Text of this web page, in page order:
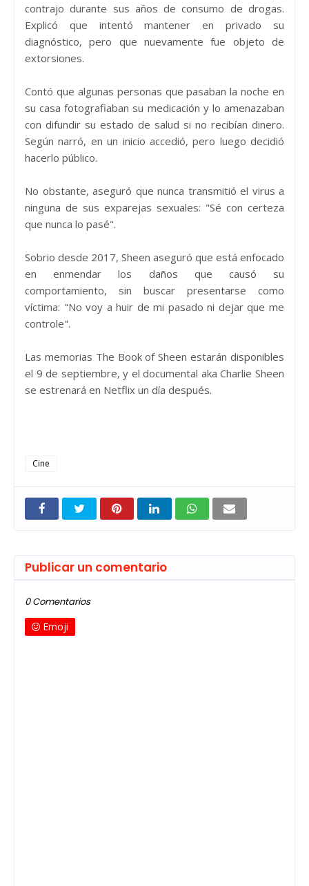
contrajo durante sus años de consumo de drogas.
Explicó que intentó mantener en privado su
diagnóstico, pero que nuevamente fue objeto de
extorsiones.
Contó que algunas personas que pasaban la noche en
su casa fotografiaban su medicación y lo amenazaban
con difundir su estado de salud si no recibían dinero.
Según narró, en un inicio accedió, pero luego decidió
hacerlo público.
No obstante, aseguró que nunca transmitió el virus a
ninguna de sus exparejas sexuales: "Sé con certeza
que nunca lo pasé".
Sobrio desde 2017, Sheen aseguró que está enfocado
en enmendar los daños que causó su
comportamiento, sin buscar presentarse como
víctima: "No voy a huir de mi pasado ni dejar que me
controle".
Las memorias The Book of Sheen estarán disponibles
el 9 de septiembre, y el documental aka Charlie Sheen
se estrenará en Netflix un día después.
Cine
Publicar un comentario
0 Comentarios
Emoji